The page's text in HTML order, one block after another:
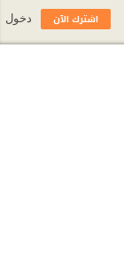
اشترك الآن دخول